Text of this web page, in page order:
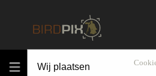
MENU
Wij plaatsen